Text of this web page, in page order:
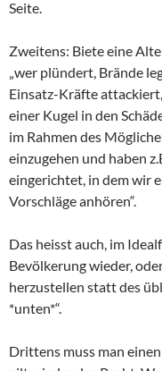
Seite.
Zweitens: Biete eine
„wer plündert, Brände
Einsatz-Kräfte
einer Kugel in den
im Rahmen des
einzugehen und haben
eingerichtet, in dem wir
Vorschläge anhören“.
Das heisst auch, im
Bevölkerung wieder,
herzustellen statt des
*unten*“.
Drittens muss man